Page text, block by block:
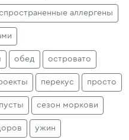
аллергены
обед островато
перекус просто
сезон моркови
ужин